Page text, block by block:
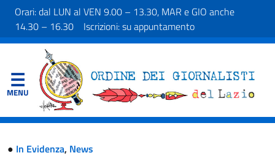
Orari: dal LUN al VEN 9.00 – 13.30, MAR e GIO anche
14.30 – 16.30 Iscrizioni: su appuntamento
● In Evidenza, News